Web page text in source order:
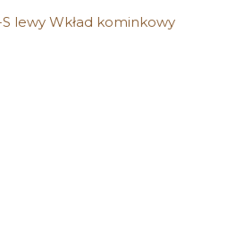
lewy Wkład kominkowy